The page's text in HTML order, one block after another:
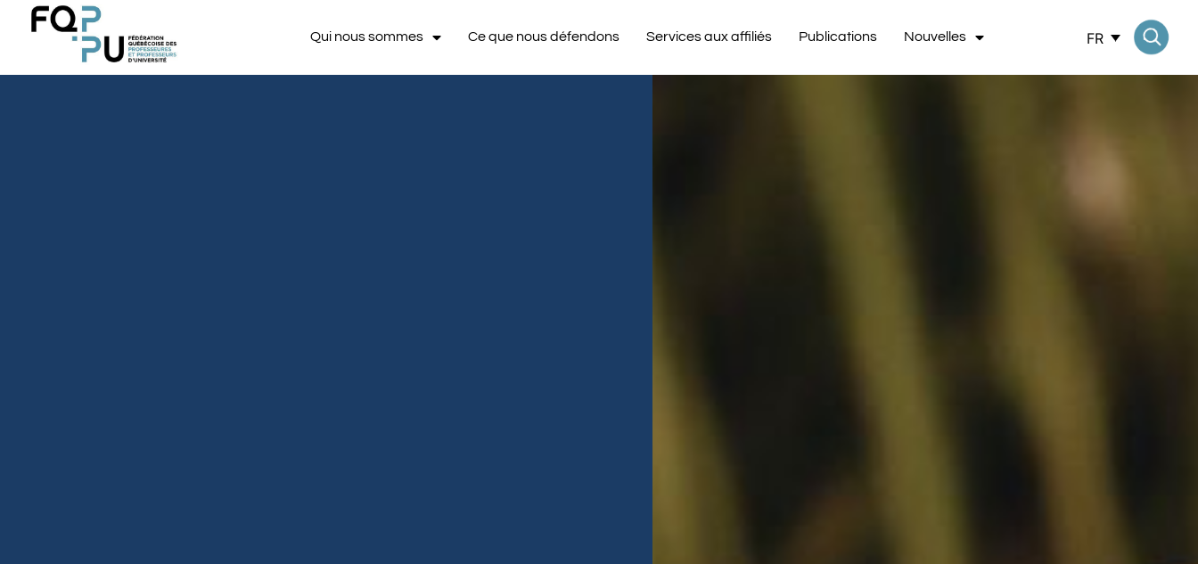
Qui nous sommes Ce que nous défendons Services aux affiliés Publications Nouvelles FR